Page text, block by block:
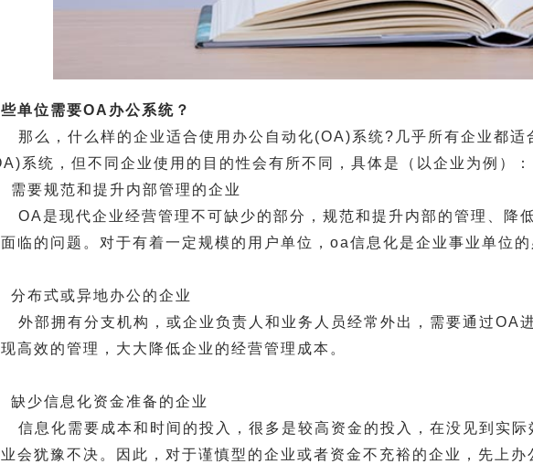
单位需要OA办公系统？
那么，什么样的企业适合使用办公自动化(OA)系统?几乎所有企业都适
系统，但不同企业使用的目的性会有所不同，具体是（以企业为例）：
需要规范和提升内部管理的企业
OA是现代企业经营管理不可缺少的部分，规范和提升内部的管理、降
临的问题。对于有着一定规模的用户单位，oa信息化是企业事业单位的
分布式或异地办公的企业
外部拥有分支机构，或企业负责人和业务人员经常外出，需要通过OA
高效的管理，大大降低企业的经营管理成本。
缺少信息化资金准备的企业
信息化需要成本和时间的投入，很多是较高资金的投入，在没见到实际
会犹豫不决。因此，对于谨慎型的企业或者资金不充裕的企业，先上